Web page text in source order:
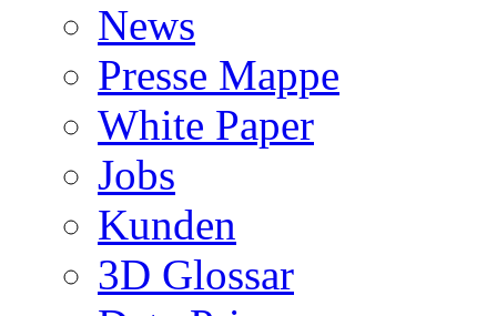
News
Presse Mappe
White Paper
Jobs
Kunden
3D Glossar